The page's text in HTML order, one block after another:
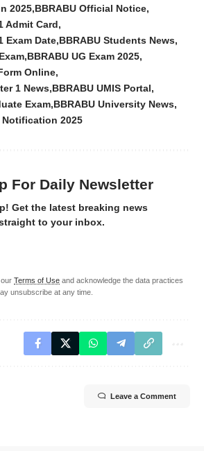
2025 BBRABU Official Notice
Admit Card
Exam Date BBRABU Students News
BBRABU UG Exam 2025
Online
1 News BBRABU UMIS Portal
Exam BBRABU University News
Notification 2025
For Daily Newsletter
Get the latest breaking news
to your inbox.
Terms of Use and acknowledge the data practices
unsubscribe at any time.
Leave a Comment